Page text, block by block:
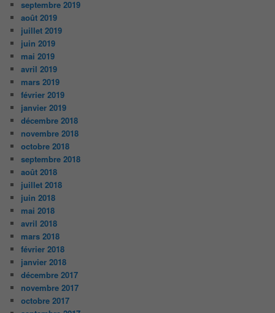
septembre 2019
août 2019
juillet 2019
juin 2019
mai 2019
avril 2019
mars 2019
février 2019
janvier 2019
décembre 2018
novembre 2018
octobre 2018
septembre 2018
août 2018
juillet 2018
juin 2018
mai 2018
avril 2018
mars 2018
février 2018
janvier 2018
décembre 2017
novembre 2017
octobre 2017